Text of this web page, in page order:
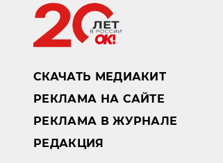
СКАЧАТЬ МЕДИАКИТ
РЕКЛАМА НА САЙТЕ
РЕКЛАМА В ЖУРНАЛЕ
РЕДАКЦИЯ